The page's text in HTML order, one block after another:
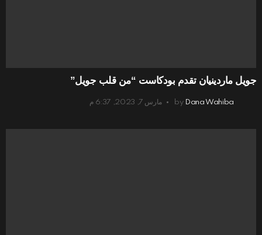
جويل ماردينيان تقدم بودكاست “من قلب جويل”
by Dana Wahiba مارس 7, 2023, 6:37 م